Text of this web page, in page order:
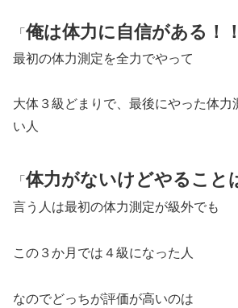
「 俺は体力に自信がある！！
最初の体力測定を全力でやって
大体３級どまりで、最後にやった体力
い人
「 体力がないけどやること
言う人は最初の体力測定が級外でも
この３か月では４級になった人
なのでどっちが評価が高いのは